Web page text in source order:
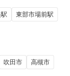
東部市場前駅
吹田市
高槻市